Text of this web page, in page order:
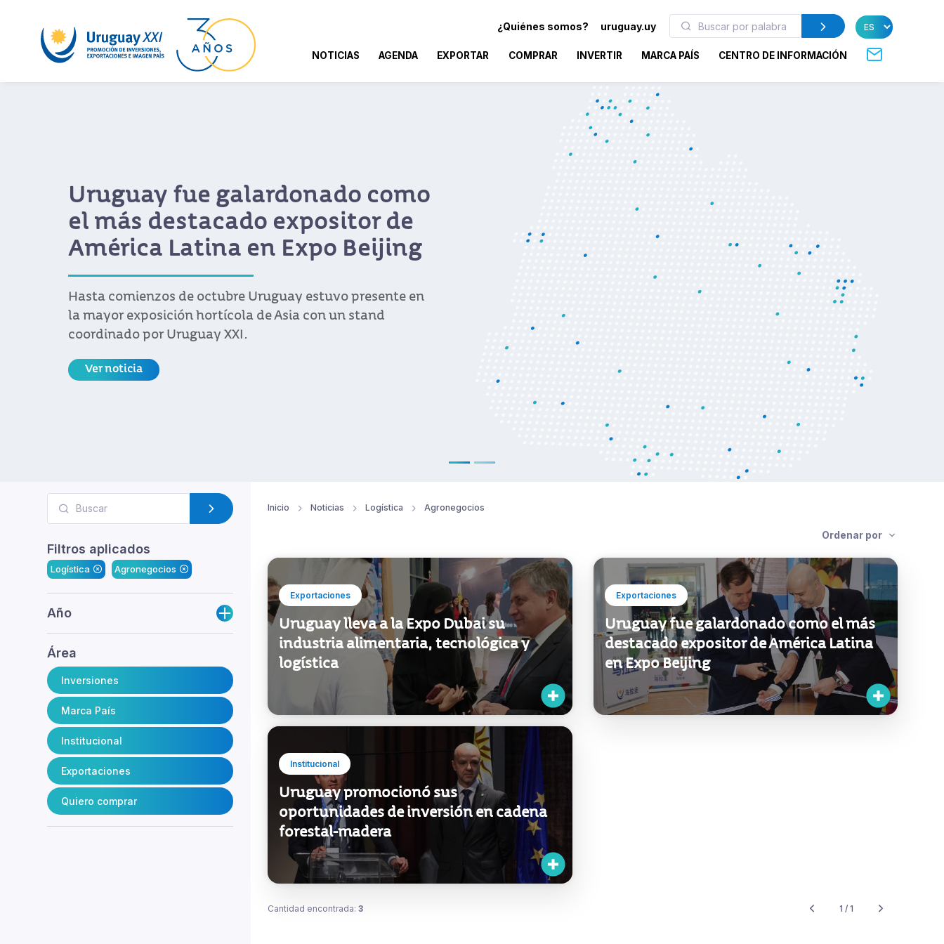
¿Quiénes somos? uruguay.uy
NOTICIAS AGENDA EXPORTAR COMPRAR INVERTIR MARCA PAÍS CENTRO DE INFORMACIÓN
Uruguay fue galardonado como
el más destacado expositor de
América Latina en Expo Beijing
Hasta comienzos de octubre Uruguay estuvo presente en
la mayor exposición hortícola de Asia con un stand
coordinado por Uruguay XXI.
Ver noticia
Filtros aplicados
Logística Agronegocios
Año
Área
Inversiones
Marca País
Institucional
Exportaciones
Quiero comprar
Inicio Noticias Logística Agronegocios
Ordenar por
Exportaciones
Uruguay lleva a la Expo Dubai su
industria alimentaria, tecnológica y
logística
Exportaciones
Uruguay fue galardonado como el más
destacado expositor de América Latina
en Expo Beijing
Institucional
Uruguay promocionó sus
oportunidades de inversión en cadena
forestal-madera
Cantidad encontrada: 3 1 / 1